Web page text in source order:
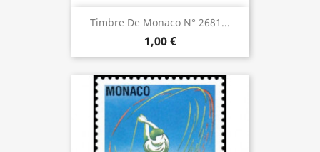
Timbre De Monaco N° 2681...
1,00 €